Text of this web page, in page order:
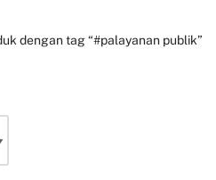
dengan tag “#palayanan publik”